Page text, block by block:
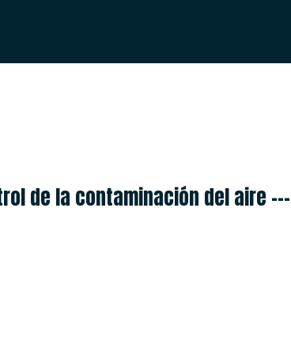
de la contaminación del aire